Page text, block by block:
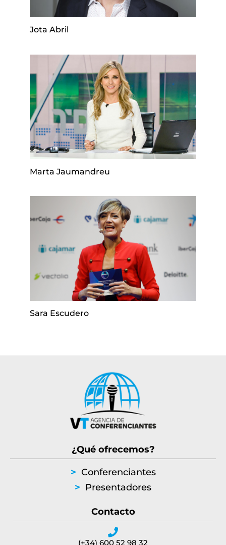
Jota Abril
Marta Jaumandreu
Sara Escudero
¿Qué ofrecemos?
> Conferenciantes
> Presentadores
Contacto
(+34) 600 52 98 32